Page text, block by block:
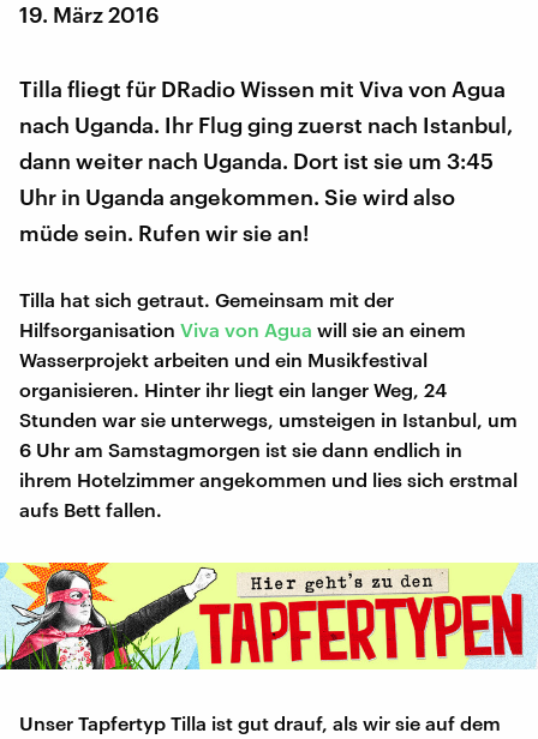
19. März 2016
Tilla fliegt für DRadio Wissen mit Viva von Agua
nach Uganda. Ihr Flug ging zuerst nach Istanbul,
dann weiter nach Uganda. Dort ist sie um 3:45
Uhr in Uganda angekommen. Sie wird also
müde sein. Rufen wir sie an!
Tilla hat sich getraut. Gemeinsam mit der
Hilfsorganisation Viva von Agua will sie an einem
Wasserprojekt arbeiten und ein Musikfestival
organisieren. Hinter ihr liegt ein langer Weg, 24
Stunden war sie unterwegs, umsteigen in Istanbul, um
6 Uhr am Samstagmorgen ist sie dann endlich in
ihrem Hotelzimmer angekommen und lies sich erstmal
aufs Bett fallen.
Unser Tapfertyp Tilla ist gut drauf, als wir sie auf dem